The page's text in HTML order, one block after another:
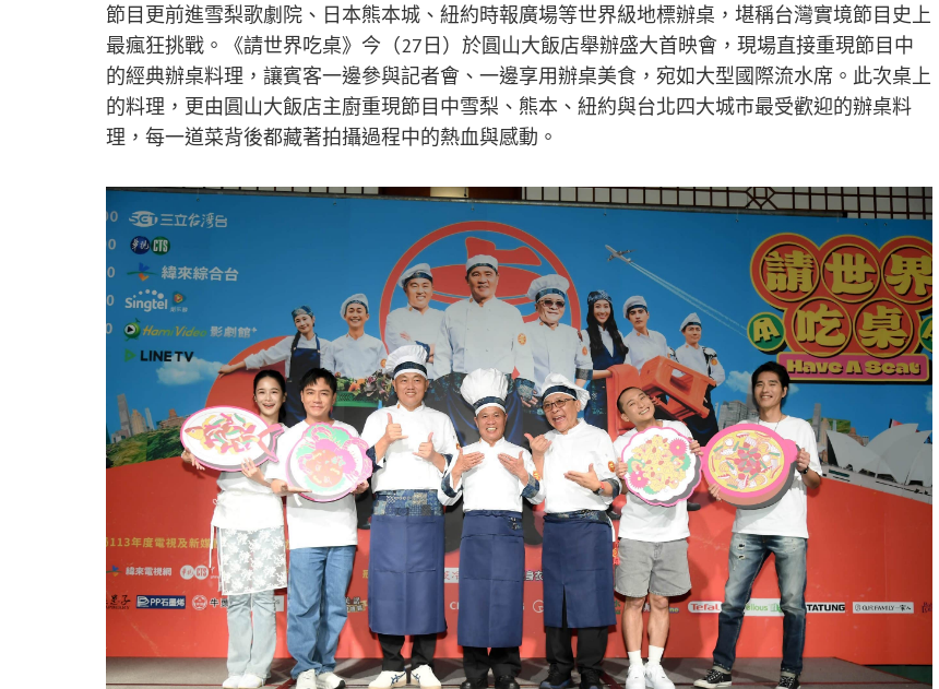
節目更前進雪梨歌劇院、日本熊本城、紐約時報廣場等世界級地標辦桌，堪稱台灣實境節目史上
最瘋狂挑戰。《請世界吃桌》今（27日）於圓山大飯店舉辦盛大首映會，現場直接重現節目中
的經典辦桌料理，讓賓客一邊參與記者會、一邊享用辦桌美食，宛如大型國際流水席。此次桌上
的料理，更由圓山大飯店主廚重現節目中雪梨、熊本、紐約與台北四大城市最受歡迎的辦桌料
理，每一道菜背後都藏著拍攝過程中的熱血與感動。